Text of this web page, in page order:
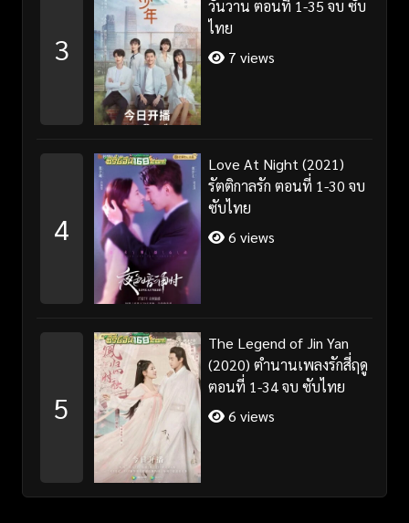
3
วันวาน ตอนที่ 1-35 จบ ซับ
ไทย
7 views
4
Love At Night (2021)
รัตติกาลรัก ตอนที่ 1-30 จบ
ซับไทย
6 views
5
The Legend of Jin Yan
(2020) ตำนานเพลงรักสี่ฤดู
ตอนที่ 1-34 จบ ซับไทย
6 views